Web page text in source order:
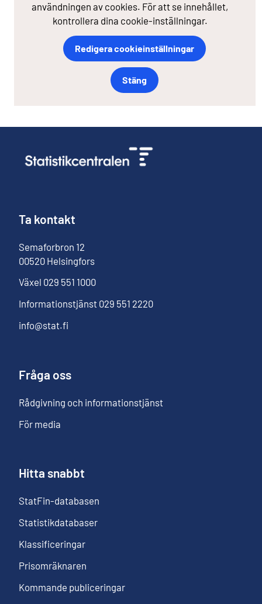
användningen av cookies. För att se innehållet,
kontrollera dina cookie-inställningar.
Redigera cookieinställningar
Stäng
Ta kontakt
Semaforbron 12
00520 Helsingfors
Växel 029 551 1000
Informationstjänst 029 551 2220
info@stat.fi
Fråga oss
Rådgivning och informationstjänst
För media
Hitta snabbt
StatFin-databasen
Statistikdatabaser
Klassificeringar
Prisomräknaren
Kommande publiceringar